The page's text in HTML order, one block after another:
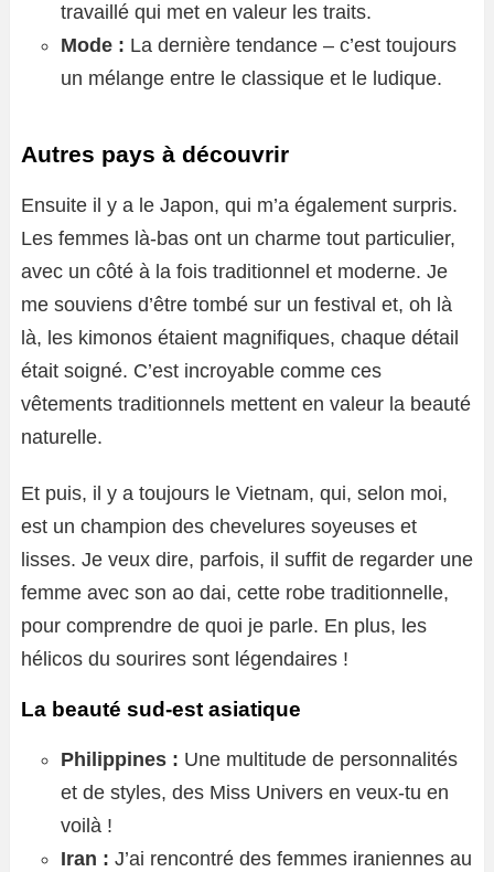
travaillé qui met en valeur les traits.
Mode : La dernière tendance – c’est toujours
un mélange entre le classique et le ludique.
Autres pays à découvrir
Ensuite il y a le Japon, qui m’a également surpris.
Les femmes là-bas ont un charme tout particulier,
avec un côté à la fois traditionnel et moderne. Je
me souviens d’être tombé sur un festival et, oh là
là, les kimonos étaient magnifiques, chaque détail
était soigné. C’est incroyable comme ces
vêtements traditionnels mettent en valeur la beauté
naturelle.
Et puis, il y a toujours le Vietnam, qui, selon moi,
est un champion des chevelures soyeuses et
lisses. Je veux dire, parfois, il suffit de regarder une
femme avec son ao dai, cette robe traditionnelle,
pour comprendre de quoi je parle. En plus, les
hélicos du sourires sont légendaires !
La beauté sud-est asiatique
Philippines : Une multitude de personnalités
et de styles, des Miss Univers en veux-tu en
voilà !
Iran : J’ai rencontré des femmes iraniennes au